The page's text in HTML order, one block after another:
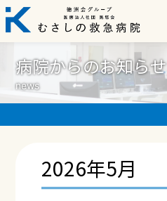
病院からのお知らせ
news
2026年5月